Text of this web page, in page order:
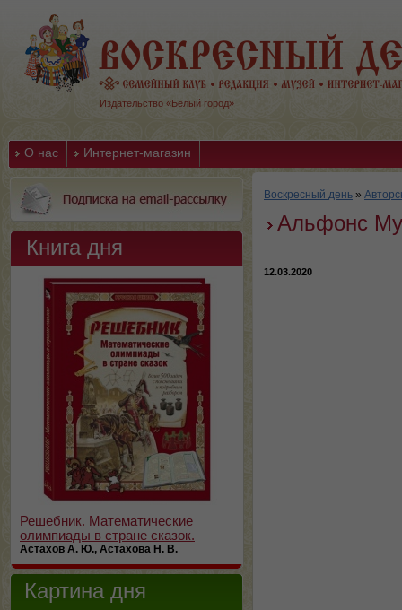
Издательство «Белый город»
О нас Интернет-магазин
Книга дня
Решебник. Математические
олимпиады в стране сказок.
Астахов А. Ю., Астахова Н. В.
Картина дня
Воскресный день »
Альфонс
12.03.2020